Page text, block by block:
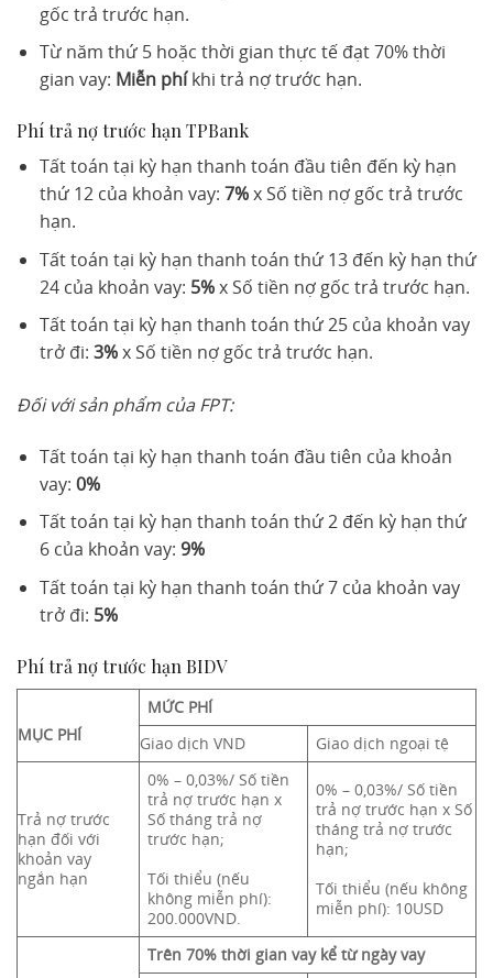
gốc trả trước hạn.
Từ năm thứ 5 hoặc thời gian thực tế đạt 70% thời
gian vay: Miễn phíkhi trả nợ trước hạn.
Phí trả nợ trước hạn TPBank
Tất toán tại kỳ hạn thanh toán đầu tiên đến kỳ hạn
thứ 12 của khoản vay: 7%x Số tiền nợ gốc trả trước
hạn.
Tất toán tại kỳ hạn thanh toán thứ 13 đến kỳ hạn thứ
24 của khoản vay: 5%x Số tiền nợ gốc trả trước hạn.
Tất toán tại kỳ hạn thanh toán thứ 25 của khoản vay
trở đi: 3%x Số tiền nợ gốc trả trước hạn.
Đối với sản phẩm của FPT:
Tất toán tại kỳ hạn thanh toán đầu tiên của khoản
vay: 0%
Tất toán tại kỳ hạn thanh toán thứ 2 đến kỳ hạn thứ
6 của khoản vay: 9%
Tất toán tại kỳ hạn thanh toán thứ 7 của khoản vay
trở đi: 5%
Phí trả nợ trước hạn BIDV
MỤC PHÍ
MỨC PHÍ
Giao dịch VND
Giao dịch ngoại tệ
Trả nợ trước
hạn đối với
khoản vay
ngắn hạn
0% – 0,03%/ Số tiền
trả nợ trước hạn x
Số tháng trả nợ
trước hạn;
Tối thiểu (nếu
không miễn phí):
200.000VND.
0% – 0,03%/ Số tiền
trả nợ trước hạn x Số
tháng trả nợ trước
hạn;
Tối thiểu (nếu không
miễn phí): 10USD
Trên 70% thời gian vay kể từ ngày vay